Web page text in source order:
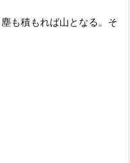
も積もれば山となる。そ